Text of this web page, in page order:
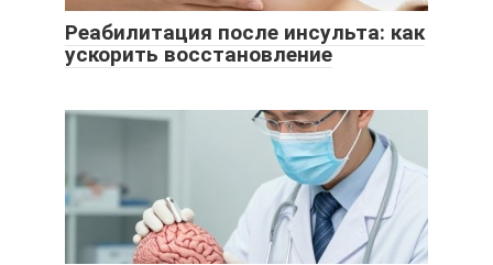
Реабилитация после инсульта: как
ускорить восстановление